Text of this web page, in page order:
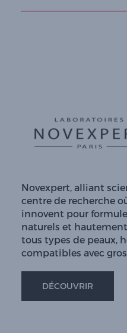
Novexpert, alliant
centre de recherche
innovent pour
naturels et
tous types de peaux,
compatibles avec
DÉCOUVRIR